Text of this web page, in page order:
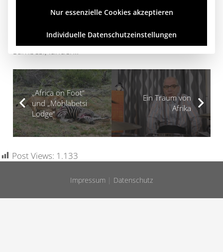
völlig ausgetrockneten Okavango-Delta, Botswana,
bis wir schließlich per Flugtransfer in Sambia, am
Sambesi, landen!!
„Africa on Foot“
und „Mohlabetsi
Lodge“
Ein Traum von
Afrika
Post Views: 1.133
Impressum | Datenschutz
Nur essenzielle Cookies akzeptieren
Individuelle Datenschutzeinstellungen